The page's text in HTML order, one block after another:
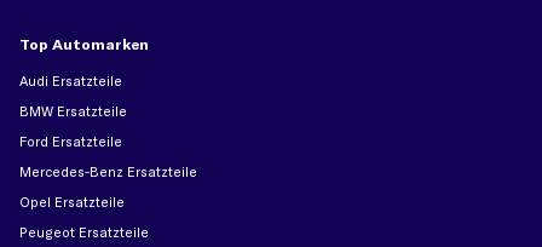
Top Automarken
Audi Ersatzteile
BMW Ersatzteile
Ford Ersatzteile
Mercedes-Benz Ersatzteile
Opel Ersatzteile
Peugeot Ersatzteile